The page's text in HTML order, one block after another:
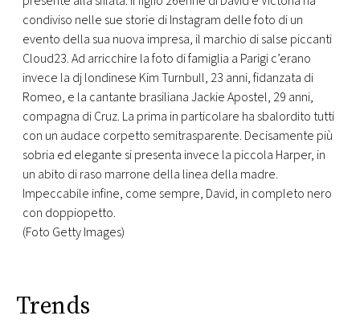
condiviso nelle sue storie di Instagram delle foto di un
evento della sua nuova impresa, il marchio di salse piccanti
Cloud23. Ad arricchire la foto di famiglia a Parigi c’erano
invece la dj londinese Kim Turnbull, 23 anni, fidanzata di
Romeo, e la cantante brasiliana Jackie Apostel, 29 anni,
compagna di Cruz. La prima in particolare ha sbalordito tutti
con un audace corpetto semitrasparente. Decisamente più
sobria ed elegante si presenta invece la piccola Harper, in
un abito di raso marrone della linea della madre.
Impeccabile infine, come sempre, David, in completo nero
con doppiopetto.
(Foto Getty Images)
Trends